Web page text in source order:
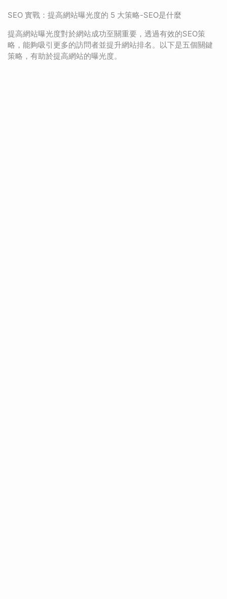
SEO 實戰：提高網站曝光度的 5 大策略-SEO是什麼
提高網站曝光度對於網站成功至關重要，透過有效的SEO策
略，能夠吸引更多的訪問者並提升網站排名。以下是五個關鍵
策略，有助於提高網站的曝光度。